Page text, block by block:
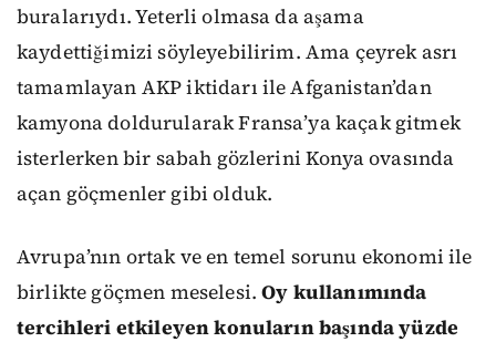
buralarıydı. Yeterli olmasa da aşama
kaydettiğimizi söyleyebilirim. Ama çeyrek asrı
tamamlayan AKP iktidarı ile Afganistan’dan
kamyona doldurularak Fransa’ya kaçak gitmek
isterlerken bir sabah gözlerini Konya ovasında
açan göçmenler gibi olduk.
Avrupa’nın ortak ve en temel sorunu ekonomi ile
birlikte göçmen meselesi.Oy kullanımında
tercihleri etkileyen konuların başında yüzde